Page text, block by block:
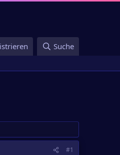
Suche
#1